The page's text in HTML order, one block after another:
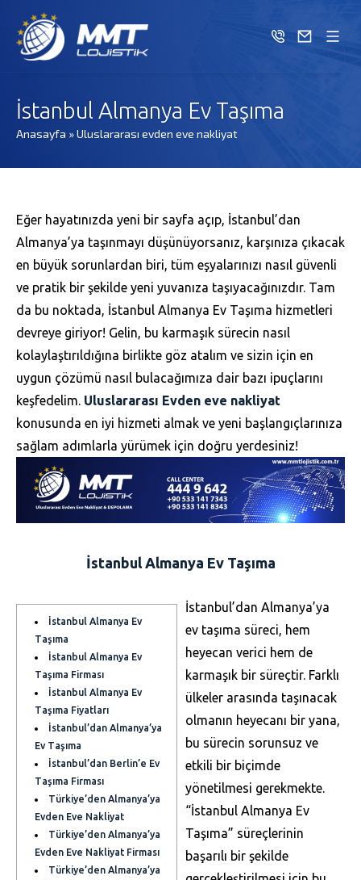
İstanbul Almanya Ev Taşıma
Anasayfa »Uluslararası evden eve nakliyat
Eğer hayatınızda yeni bir sayfa açıp, İstanbul’dan
Almanya’ya taşınmayı düşünüyorsanız, karşınıza çıkacak
en büyük sorunlardan biri, tüm eşyalarınızı nasıl güvenli
ve pratik bir şekilde yeni yuvanıza taşıyacağınızdır. Tam
da bu noktada, İstanbul Almanya Ev Taşıma hizmetleri
devreye giriyor! Gelin, bu karmaşık sürecin nasıl
kolaylaştırıldığına birlikte göz atalım ve sizin için en
uygun çözümü nasıl bulacağımıza dair bazı ipuçlarını
keşfedelim. Uluslararası Evden eve nakliyat
konusunda en iyi hizmeti almak ve yeni başlangıçlarınıza
sağlam adımlarla yürümek için doğru yerdesiniz!
İstanbul Almanya Ev Taşıma
İstanbul Almanya Ev
Taşıma
İstanbul Almanya Ev
Taşıma Firması
İstanbul Almanya Ev
Taşıma Fiyatları
İstanbul’dan Almanya’ya
Ev Taşıma
İstanbul’dan Berlin’e Ev
Taşıma Firması
Türkiye’den Almanya’ya
Evden Eve Nakliyat
Türkiye’den Almanya’ya
Evden Eve Nakliyat Firması
Türkiye’den Almanya’ya
İstanbul’dan Almanya’ya
ev taşıma süreci, hem
heyecan verici hem de
karmaşık bir süreçtir. Farklı
ülkeler arasında taşınacak
olmanın heyecanı bir yana,
bu sürecin sorunsuz ve
etkili bir biçimde
yönetilmesi gerekmekte.
“İstanbul Almanya Ev
Taşıma” süreçlerinin
başarılı bir şekilde